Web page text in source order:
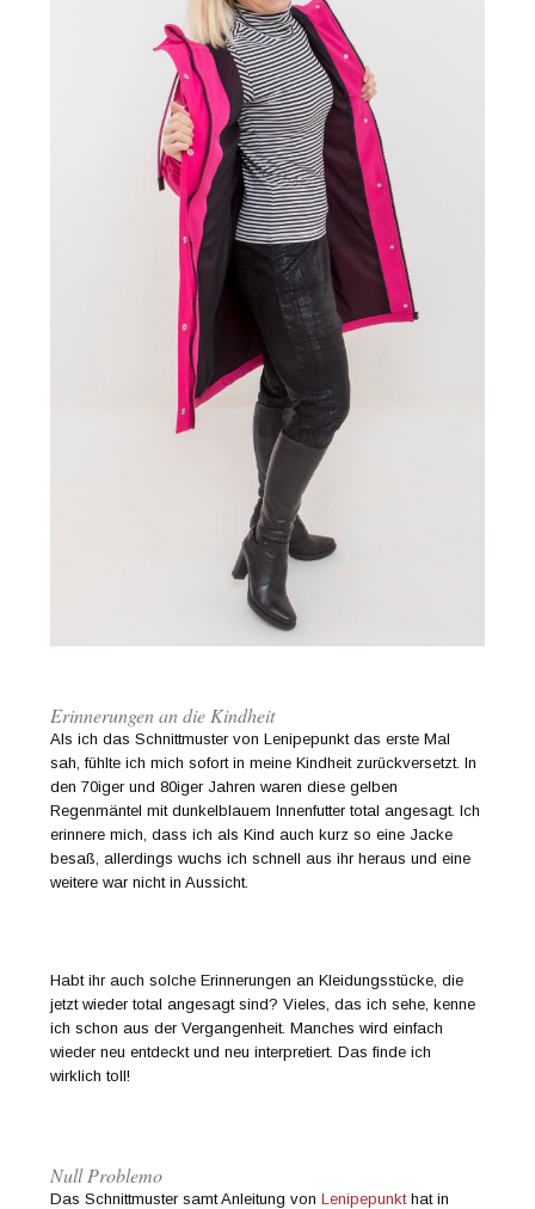
Erinnerungen an die Kindheit
Als ich das Schnittmuster von Lenipepunkt das erste Mal
sah, fühlte ich mich sofort in meine Kindheit zurückversetzt. In
den 70iger und 80iger Jahren waren diese gelben
Regenmäntel mit dunkelblauem Innenfutter total angesagt. Ich
erinnere mich, dass ich als Kind auch kurz so eine Jacke
besaß, allerdings wuchs ich schnell aus ihr heraus und eine
weitere war nicht in Aussicht.
Habt ihr auch solche Erinnerungen an Kleidungsstücke, die
jetzt wieder total angesagt sind? Vieles, das ich sehe, kenne
ich schon aus der Vergangenheit. Manches wird einfach
wieder neu entdeckt und neu interpretiert. Das finde ich
wirklich toll!
Null Problemo
Das Schnittmuster samt Anleitung vonLenipepunkthat in